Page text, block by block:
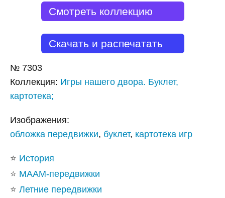
Смотреть коллекцию
Скачать и распечатать
№ 7303
Коллекция: Игры нашего двора. Буклет,
картотека;
Изображения:
обложка передвижки, буклет, картотека игр
⭐ История
⭐ МААМ-передвижки
⭐ Летние передвижки